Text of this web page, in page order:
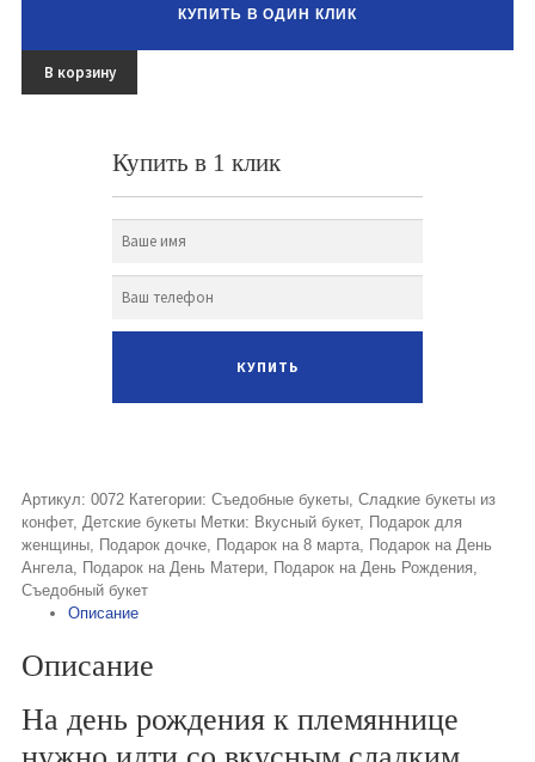
Букеты из раков и рыбы в Белгороде
Доставка
КУПИТЬ В ОДИН КЛИК
В корзину
Купить в 1 клик
Артикул:0072 Категории:Съедобные букеты,Сладкие букеты из
конфет,Детские букеты Метки: Вкусный букет, Подарок для
женщины, Подарок дочке, Подарок на 8 марта, Подарок на День
Ангела, Подарок на День Матери, Подарок на День Рождения,
Съедобный букет
Описание
Описание
На день рождения к племяннице